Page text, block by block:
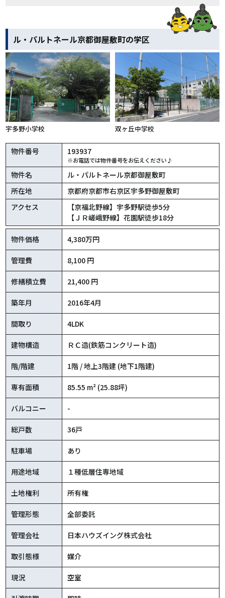
ル・パルトネール京都御屋敷町の学区
宇多野小学校 双ヶ丘中学校
物件番号 193937
※お電話では物件番号をお伝えください♪
物件名
ル・パルトネール京都御屋敷町
所在地
京都府京都市右京区宇多野御屋敷町
アクセス
【京福北野線】宇多野駅徒歩5分
【ＪＲ嵯峨野線】花園駅徒歩18分
物件価格 4,380万円
管理費 8,100 円
修繕積立費 21,400 円
築年月 2016年4月
間取り 4LDK
建物構造 ＲＣ造(鉄筋コンクリート造)
階/階建 1階 / 地上3階建 (地下1階建)
専有面積 85.55 m² (25.88坪)
バルコニー -
総戸数 36戸
駐車場 あり
用途地域 １種低層住専地域
土地権利 所有権
管理形態 全部委託
管理会社 日本ハウズイング株式会社
取引態様 媒介
現況 空室